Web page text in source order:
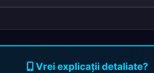
Vrei explicații detaliate?